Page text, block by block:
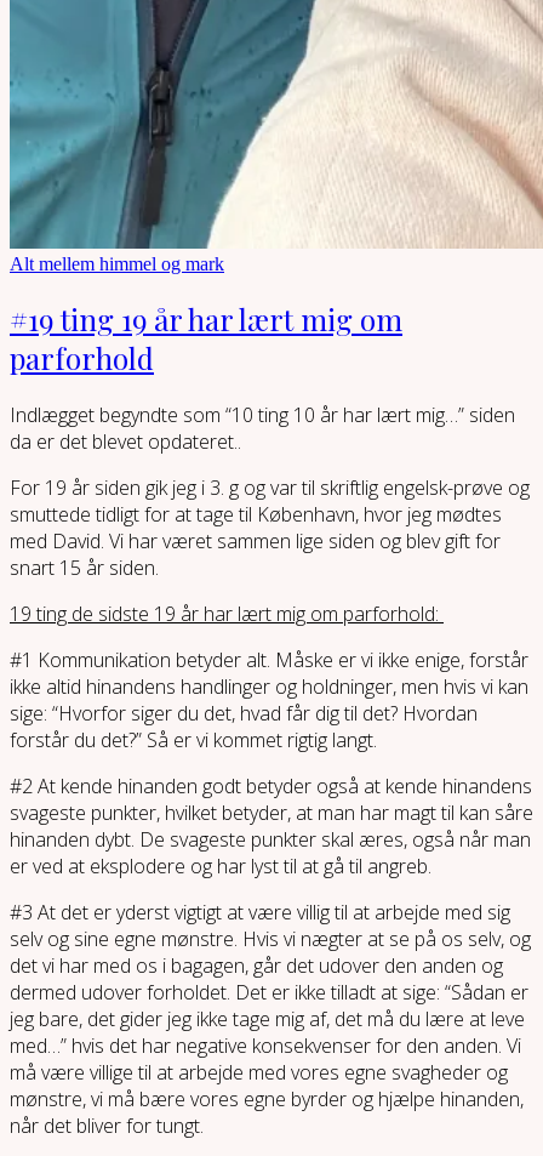
Alt mellem himmel og mark
#19 ting 19 år har lært mig om
parforhold
Indlægget begyndte som “10 ting 10 år har lært mig…” siden
da er det blevet opdateret..
For 19 år siden gik jeg i 3. g og var til skriftlig engelsk-prøve og
smuttede tidligt for at tage til København, hvor jeg mødtes
med David. Vi har været sammen lige siden og blev gift for
snart 15 år siden.
19 ting de sidste 19 år har lært mig om parforhold:
#1 Kommunikation betyder alt. Måske er vi ikke enige, forstår
ikke altid hinandens handlinger og holdninger, men hvis vi kan
sige: “Hvorfor siger du det, hvad får dig til det? Hvordan
forstår du det?” Så er vi kommet rigtig langt.
#2 At kende hinanden godt betyder også at kende hinandens
svageste punkter, hvilket betyder, at man har magt til kan såre
hinanden dybt. De svageste punkter skal æres, også når man
er ved at eksplodere og har lyst til at gå til angreb.
#3 At det er yderst vigtigt at være villig til at arbejde med sig
selv og sine egne mønstre. Hvis vi nægter at se på os selv, og
det vi har med os i bagagen, går det udover den anden og
dermed udover forholdet. Det er ikke tilladt at sige: “Sådan er
jeg bare, det gider jeg ikke tage mig af, det må du lære at leve
med…” hvis det har negative konsekvenser for den anden. Vi
må være villige til at arbejde med vores egne svagheder og
mønstre, vi må bære vores egne byrder og hjælpe hinanden,
når det bliver for tungt.